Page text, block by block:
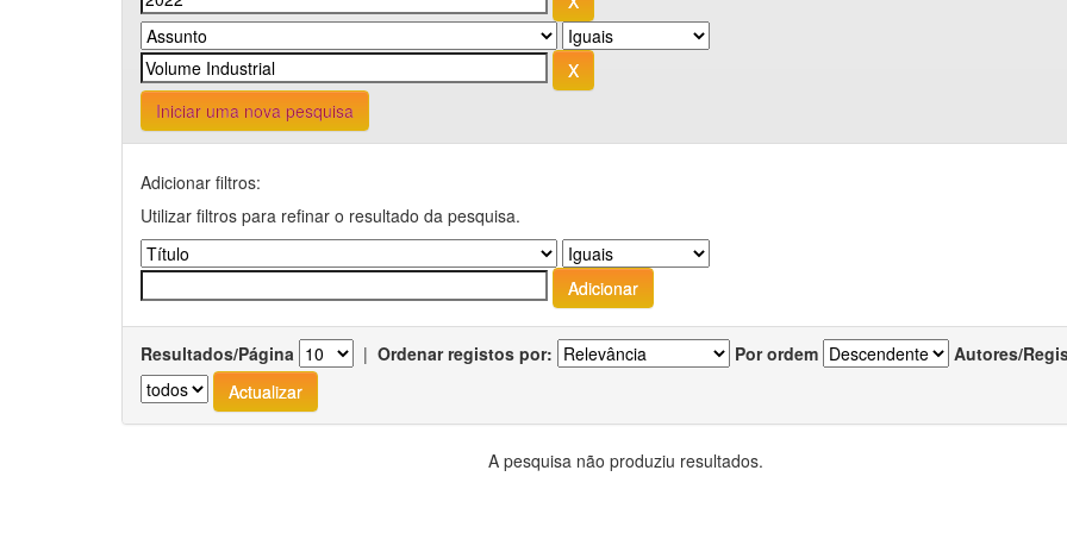
Iniciar uma nova pesquisa
Adicionar filtros:
Utilizar filtros para refinar o resultado da pesquisa.
Resultados/Página | Ordenar registos por: Por ordem Autores/
A pesquisa não produziu resultados.